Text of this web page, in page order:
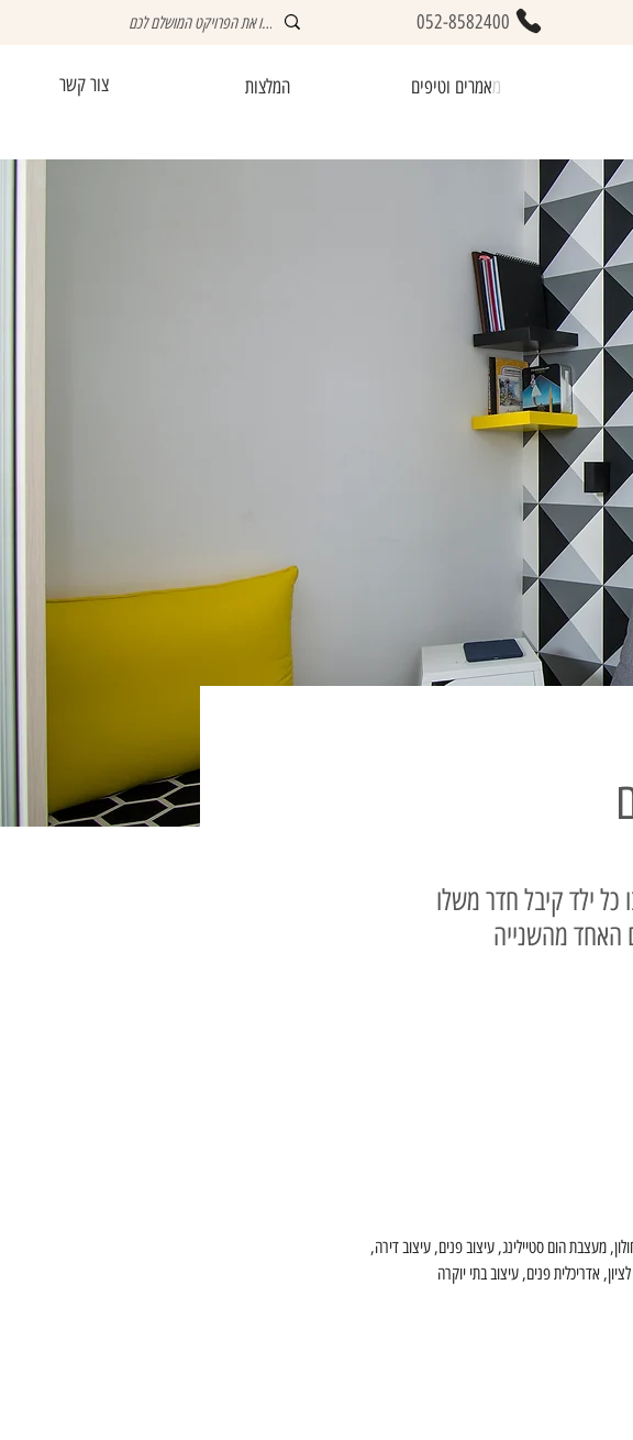
052-8582400
צור קשר המלצות מאמרים וטיפים
כל ילד קיבל חדר משלו
האחד מהשנייה
מעצבת הום סטיילינג, עיצוב פנים, עיצוב דירה,
אדריכלית פנים, עיצוב בתי יוקרה